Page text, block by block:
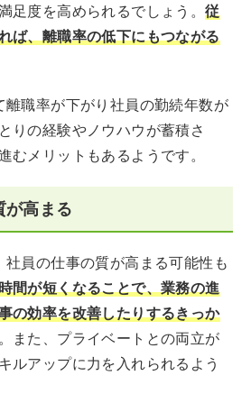
足度を高められるでしょう。従
ば、離職率の低下にもつながる
離職率が下がり社員の勤続年数が
りの経験やノウハウが蓄積さ
むメリットもあるようです。
が高まる
員の仕事の質が高まる可能性も
間が短くなることで、業務の進
の効率を改善したりするきっか
。また、プライベートとの両立が
ルアップに力を入れられるよう